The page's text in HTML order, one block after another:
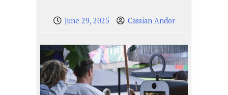
June 29, 2025 Cassian Andor